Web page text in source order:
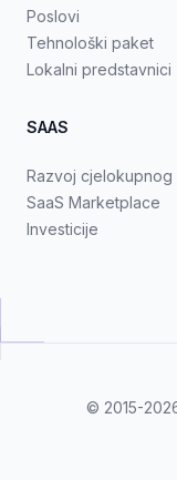
Poslovi
Tehnološki paket
Lokalni predstavnici
SAAS
Razvoj cjelokupnog
SaaS Marketplace
Investicije
© 2015-